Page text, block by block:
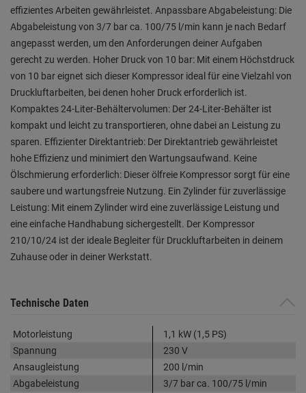
effizientes Arbeiten gewährleistet. Anpassbare Abgabeleistung: Die
Abgabeleistung von 3/7 bar ca. 100/75 l/min kann je nach Bedarf
angepasst werden, um den Anforderungen deiner Aufgaben
gerecht zu werden. Hoher Druck von 10 bar: Mit einem Höchstdruck
von 10 bar eignet sich dieser Kompressor ideal für eine Vielzahl von
Druckluftarbeiten, bei denen hoher Druck erforderlich ist.
Kompaktes 24-Liter-Behältervolumen: Der 24-Liter-Behälter ist
kompakt und leicht zu transportieren, ohne dabei an Leistung zu
sparen. Effizienter Direktantrieb: Der Direktantrieb gewährleistet
hohe Effizienz und minimiert den Wartungsaufwand. Keine
Ölschmierung erforderlich: Dieser ölfreie Kompressor sorgt für eine
saubere und wartungsfreie Nutzung. Ein Zylinder für zuverlässige
Leistung: Mit einem Zylinder wird eine zuverlässige Leistung und
eine einfache Handhabung sichergestellt. Der Kompressor
210/10/24 ist der ideale Begleiter für Druckluftarbeiten in deinem
Zuhause oder in deiner Werkstatt.
Technische Daten
Motorleistung
1,1 kW (1,5 PS)
Spannung
230 V
Ansaugleistung
200 l/min
Abgabeleistung
3/7 bar ca. 100/75 l/min